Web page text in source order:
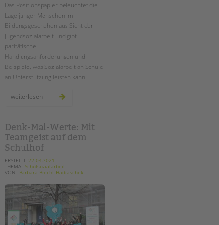
Zertfikatskurse
Seminarkalender
Seminarräume
STADTTEILARBEIT
PROFIL | LEITBILD
Kinder- und Jugendschutz
Gesellschafter VdK
schoolcoach BTL
tandem international
KARRIERE
Stellenangebote
tandem als Arbeitgeberin
NEWS/BLOG
Das Positionspapier beleuchtet die
Lage junger Menschen im
Bildungsgeschehen aus Sicht der
Jugendsozialarbeit und gibt
paritätische
Handlungsanforderungen und
Beispiele, was Sozialarbeit an Schule
an Unterstützung leisten kann.
weiterlesen paritätisches
positionspapier:
in
der
pandemie
Denk-Mal-Werte: Mit
Teamgeist auf dem
Schulhof
ERSTELLT 22.04.2021
THEMA Schulsozialarbeit
VON
Barbara Brecht-Hadraschek